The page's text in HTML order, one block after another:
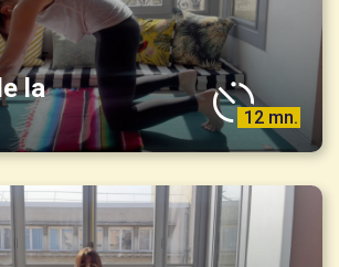
la
12 mn.